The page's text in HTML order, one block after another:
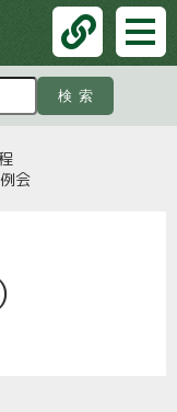
検索
会